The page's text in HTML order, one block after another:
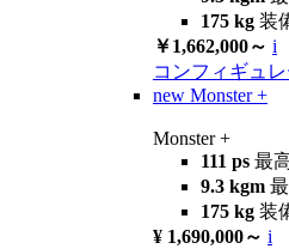
175 kg 装
￥1,662,000～ i
コンフィギュ
new Monster +
Monster +
111 ps 最
9.3 kgm
175 kg 装
¥ 1,690,000～ i